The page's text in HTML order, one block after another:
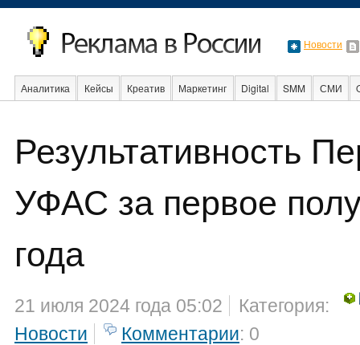
Новости
Аналитика Кейсы Креатив Маркетинг Digital SMM СМИ
Результативность
УФАС за первое
года
21 июля 2024 года 05:02
Категория:
Новости
Комментарии: 0